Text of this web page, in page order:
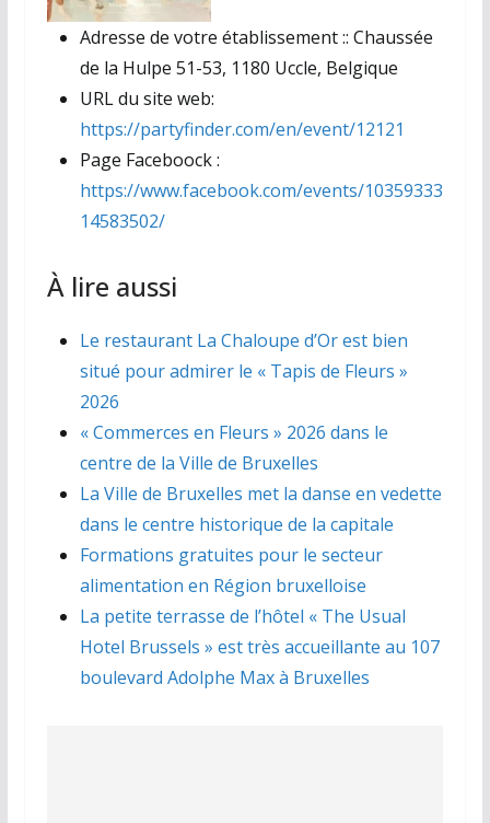
Adresse de votre établissement :: Chaussée
de la Hulpe 51-53, 1180 Uccle, Belgique
URL du site web:
https://partyfinder.com/en/event/12121
Page Faceboock :
https://www.facebook.com/events/10359333
14583502/
À lire aussi
Le restaurant La Chaloupe d’Or est bien
situé pour admirer le « Tapis de Fleurs »
2026
« Commerces en Fleurs » 2026 dans le
centre de la Ville de Bruxelles
La Ville de Bruxelles met la danse en vedette
dans le centre historique de la capitale
Formations gratuites pour le secteur
alimentation en Région bruxelloise
La petite terrasse de l’hôtel « The Usual
Hotel Brussels » est très accueillante au 107
boulevard Adolphe Max à Bruxelles